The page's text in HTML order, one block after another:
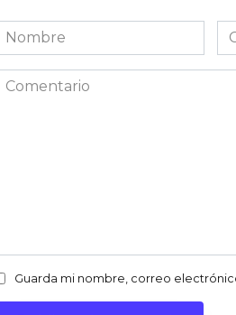
Nombre
Comentario
Guarda mi nombre, correo